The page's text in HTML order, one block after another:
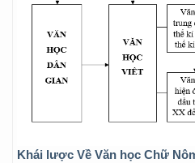
Khái lược Về Văn học Chữ